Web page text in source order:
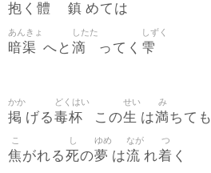
抱 く 體 鎮 めては
暗渠
あんきょ
へと 滴
したた
ってく 雫
しずく
掲
かか
げる毒杯
どくはい
この生
せい
は満
み
ちても
焦
こ
がれる死
し
の夢
ゆめ
は流
なが
れ着
つ
く